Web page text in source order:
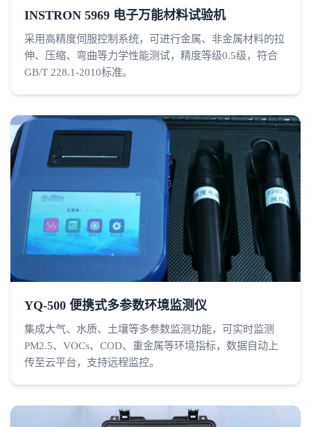
INSTRON 5969 电子万能材料试验机
采用高精度伺服控制系统，可进行金属、非金属材料的拉
伸、压缩、弯曲等力学性能测试，精度等级0.5级，符合
GB/T 228.1-2010标准。
YQ-500 便携式多参数环境监测仪
集成大气、水质、土壤等多参数监测功能，可实时监测
PM2.5、VOCs、COD、重金属等环境指标，数据自动上
传至云平台，支持远程监控。